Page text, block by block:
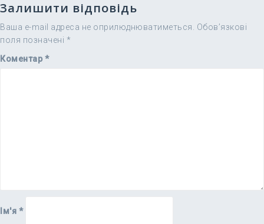
Залишити відповідь
Ваша e-mail адреса не оприлюднюватиметься.
Обов’язкові
поля позначені *
Коментар *
Ім'я *